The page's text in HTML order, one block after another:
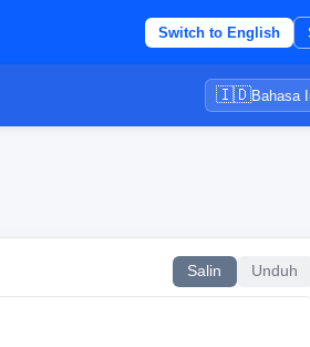
Switch to English
🇮🇩Bahasa
Salin Unduh